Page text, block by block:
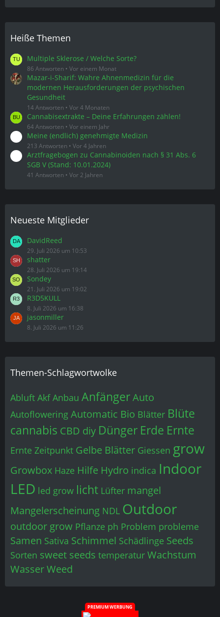
Heiße Themen
Multiple Sklerose / Welche Sorte?
86 Antworten Vor einem Monat
Mazar-i-Sharif: Wahre Ahnenmedizin für die
modernen Herausforderungen der psychischen
Gesundheit
14 Antworten Vor 4 Monaten
Cannabisextrakte – Deine Erfahrungen zählen!
64 Antworten Vor einem Jahr
Meine (endlich) genehmigte Medizin
213 Antworten Vor 4 Jahren
Arztfragebogen zu Cannabinoiden nach § 31 Abs. 6
SGB V (Stand: 10.01.2024)
41 Antworten Vor 2 Jahren
Neueste Mitglieder
DavidReed
29. Juli 2026 um 10:53
shatter
28. Juli 2026 um 19:14
Sondey
21. Juli 2026 um 19:02
R3D5KULL
8. Juli 2026 um 16:38
jasonmiller
8. Juli 2026 um 11:26
Themen-Schlagwortwolke
Abluft Akf Anbau AnfängerAuto
Autoflowering Automatic Bio Blätter Blüte
cannabis CBD diy Dünger Erde Ernte
Ernte Zeitpunkt Gelbe Blätter Giessen grow
Growbox Haze Hilfe Hydro indica Indoor
LED led grow licht Lüfter mangel
Mangelerscheinung NDL Outdoor
outdoor grow Pflanze ph Problem probleme
Samen Sativa Schimmel Schädlinge Seeds
Sorten sweet seeds temperatur Wachstum
WasserWeed
PREMIUM WERBUNG